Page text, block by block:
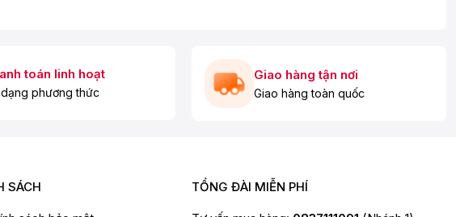
toán linh hoạt
phương thức
Giao hàng tận nơi
Giao hàng toàn quốc
SÁCH TỔNG ĐÀI MIỄN PHÍ